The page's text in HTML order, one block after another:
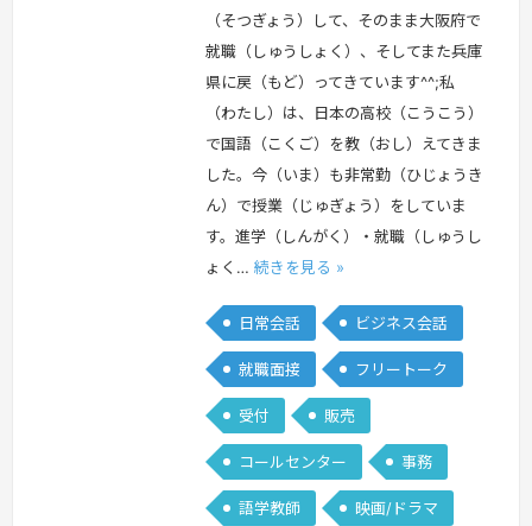
（そつぎょう）して、そのまま大阪府で
就職（しゅうしょく）、そしてまた兵庫
県に戻（もど）ってきています^^;私
（わたし）は、日本の高校（こうこう）
で国語（こくご）を教（おし）えてきま
した。今（いま）も非常勤（ひじょうき
ん）で授業（じゅぎょう）をしていま
す。進学（しんがく）・就職（しゅうし
ょく… 続きを見る »
日常会話 ビジネス会話
就職面接 フリートーク
受付 販売
コールセンター 事務
語学教師 映画/ドラマ